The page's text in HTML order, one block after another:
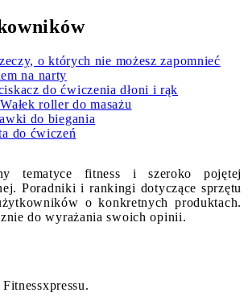
o których nie możesz zapomnieć
na narty
do ćwiczenia dłoni i rąk
Wałek roller do masażu
do biegania
do ćwiczeń
tematyce fitness i szeroko pojętej
Poradniki i rankingi dotyczące sprzętu
o konkretnych produktach.
do wyrażania swoich opinii.
Fitnessxpressu.